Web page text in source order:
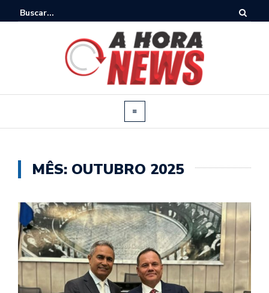
MÊS: OUTUBRO 2025